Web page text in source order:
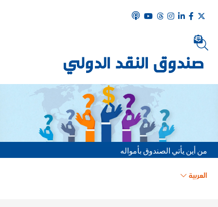
من أين يأتي الصندوق بأمواله
العربية